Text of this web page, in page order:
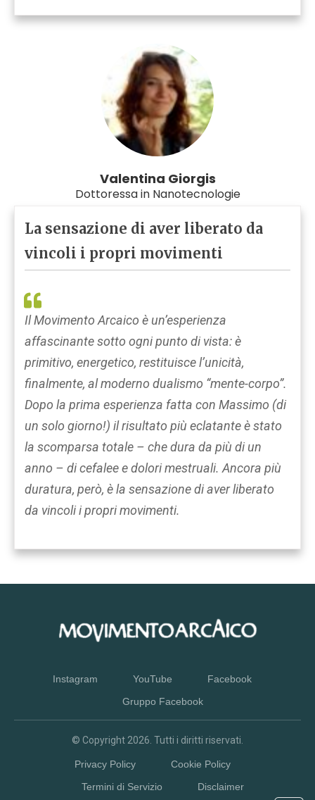
Valentina Giorgis
Dottoressa in Nanotecnologie
La sensazione di aver liberato da
vincoli i propri movimenti
Il Movimento Arcaico è un’esperienza
affascinante sotto ogni punto di vista: è
primitivo, energetico, restituisce l’unicità,
finalmente, al moderno dualismo “mente-corpo”.
Dopo la prima esperienza fatta con Massimo (di
un solo giorno!) il risultato più eclatante è stato
la scomparsa totale – che dura da più di un
anno – di cefalee e dolori mestruali. Ancora più
duratura, però, è la sensazione di aver liberato
da vincoli i propri movimenti.
Instagram YouTube
Facebook
Gruppo Facebook
© Copyright2026. Tutti i diritti riservati.
Privacy Policy
Cookie Policy
Termini di Servizio
Disclaimer